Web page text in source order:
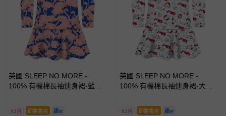
英國 SLEEP NO MORE -
100% 有機棉長袖連身裙-藍底
83折 即將售完
英國 SLEEP NO MORE -
100% 有機棉長袖連身裙-大白
83折 即將售完